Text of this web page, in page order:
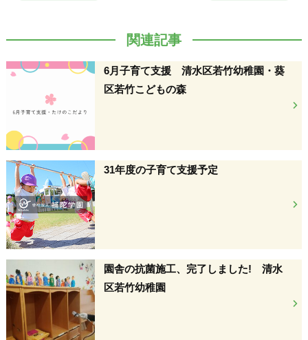
関連記事
6月子育て支援 清水区若竹幼稚園・葵
区若竹こどもの森
31年度の子育て支援予定
園舎の抗菌施工、完了しました! 清水
区若竹幼稚園